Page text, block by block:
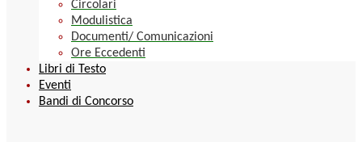
Circolari
Modulistica
Documenti/ Comunicazioni
Ore Eccedenti
Libri di Testo
Eventi
Bandi di Concorso